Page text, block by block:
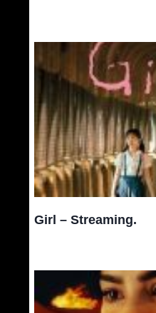
Girl – Streaming.